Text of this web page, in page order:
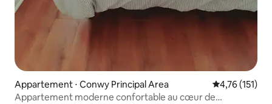
Appartement ⋅ Conwy Principal Area Évaluation
4,76 (151)
Appartement moderne confortable au cœur de